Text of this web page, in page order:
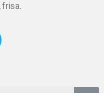
frisa.